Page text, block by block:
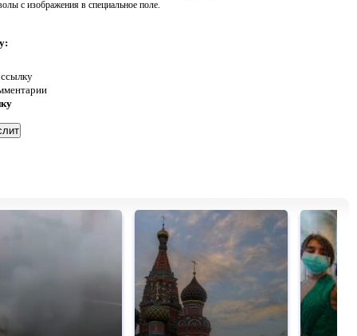
с изображения в специальное поле.